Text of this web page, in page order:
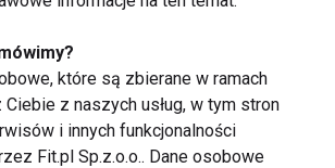
które są zbierane w ramach
z naszych usług, w tym stron
i innych funkcjonalności
Fit.pl Sp.z.o.o.. Dane osobowe